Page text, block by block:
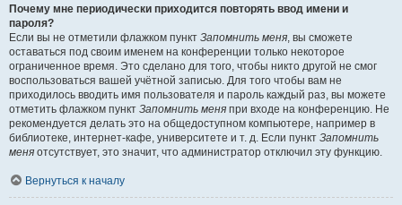
Почему мне периодически приходится повторять ввод имени и
пароля?
Если вы не отметили флажком пункт Запомнить меня, вы сможете
оставаться под своим именем на конференции только некоторое
ограниченное время. Это сделано для того, чтобы никто другой не смог
воспользоваться вашей учётной записью. Для того чтобы вам не
приходилось вводить имя пользователя и пароль каждый раз, вы можете
отметить флажком пункт Запомнить меня при входе на конференцию. Не
рекомендуется делать это на общедоступном компьютере, например в
библиотеке, интернет-кафе, университете и т. д. Если пункт Запомнить
меня отсутствует, это значит, что администратор отключил эту функцию.
Вернуться к началу